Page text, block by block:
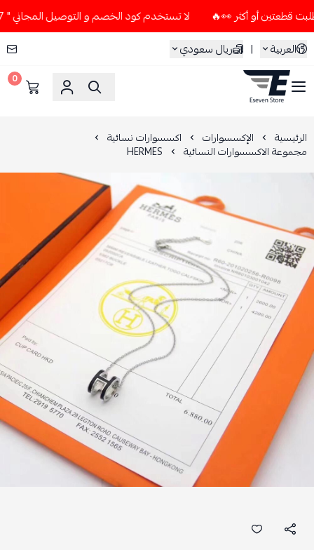
لا تستخدم كود الخصم و التوصيل المجاني " N7 " إلا إذا طلبت قطعتين أو أكثر 👀🔥
العربية
| ريال سعودي
ESEVEN STORE
0
الرئيسية الإكسسوارات اكسسوارات نسائية
مجموعة الاكسسوارات النسائية HERMES